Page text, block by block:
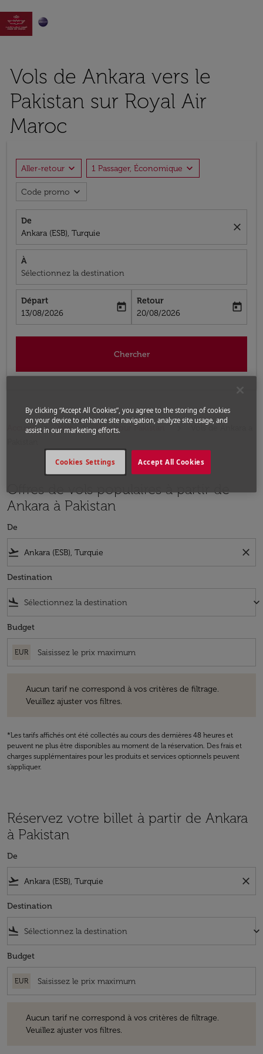

Vols de Ankara vers le
Pakistan sur Royal Air
Maroc
Aller-retour expand_more 1 Passager, Économique expand_more
Code promo expand_more
De
Ankara (ESB), Turquie
close
À
Sélectionnez la destination
Départ
fc-booking-departure-date-aria-label
13/08/2026
today
Retour
fc-booking-return-date-aria-label
20/08/2026
today
Chercher
Accueil Vols Vols pour Pakistan
Vols de Ankara a
Offres de vols populaires à partir de
Ankara à Pakistan
De
flight_takeoff close
Destination
flight_land keyboard_arrow_down
Budget
EUR
Aucun tarif ne correspond à vos critères de filtrage.
Veuillez ajuster vos filtres.
*Les tarifs affichés ont été collectés au cours des dernières 48 heures et
peuvent ne plus être disponibles au moment de la réservation. Des frais et
charges supplémentaires pour les produits et services optionnels peuvent
s'appliquer.
Réservez votre billet à partir de Ankara
à Pakistan
De
flight_takeoff close
Destination
flight_land keyboard_arrow_down
Budget
EUR
Aucun tarif ne correspond à vos critères de filtrage.
Veuillez ajuster vos filtres.
By clicking “Accept All Cookies”, you agree to the storing of cookies
on your device to enhance site navigation, analyze site usage, and
assist in our marketing efforts.
Accept All Cookies
Cookies Settings